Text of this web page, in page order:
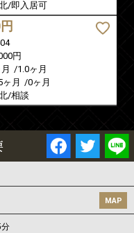
/即入居可
円
/1.0ヶ月
ヶ月 /0ヶ月
/相談
MAP
分